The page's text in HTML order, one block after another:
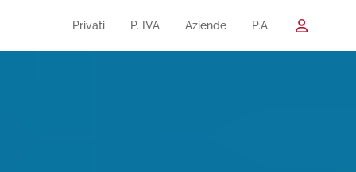
Privati P. IVA Aziende P.A.